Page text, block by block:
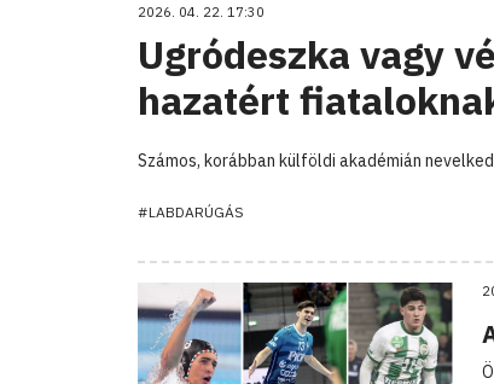
2026. 04. 22. 17:30
Ugródeszka vagy
hazatért
Számos, korábban külföldi akadémián
#LABDARÚGÁS